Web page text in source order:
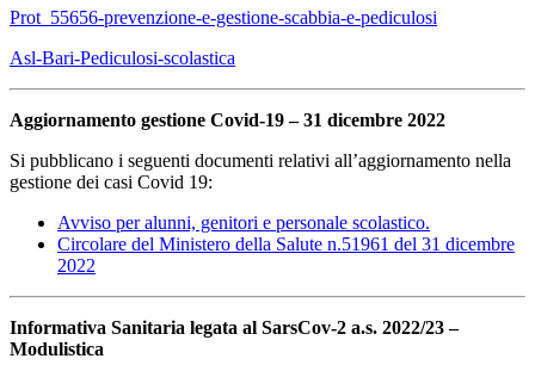
Prot_55656-prevenzione-e-gestione-scabbia-e-pediculosi
Asl-Bari-Pediculosi-scolastica
Aggiornamento gestione Covid-19 – 31 dicembre 2022
Si pubblicano i seguenti documenti relativi all’aggiornamento nella
gestione dei casi Covid 19:
Avviso per alunni, genitori e personale scolastico.
Circolare del Ministero della Salute n.51961 del 31 dicembre
2022
Informativa Sanitaria legata al SarsCov-2 a.s. 2022/23 –
Modulistica